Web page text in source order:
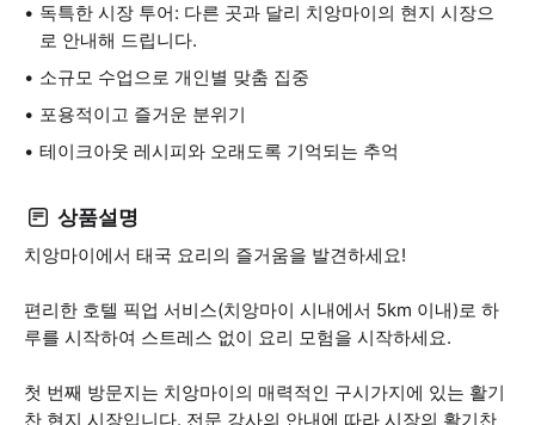
독특한 시장 투어: 다른 곳과 달리 치앙마이의 현지 시장으
로 안내해 드립니다.
소규모 수업으로 개인별 맞춤 집중
포용적이고 즐거운 분위기
테이크아웃 레시피와 오래도록 기억되는 추억
상품설명
치앙마이에서 태국 요리의 즐거움을 발견하세요!
편리한 호텔 픽업 서비스(치앙마이 시내에서 5km 이내)로 하
루를 시작하여 스트레스 없이 요리 모험을 시작하세요.
첫 번째 방문지는 치앙마이의 매력적인 구시가지에 있는 활기
찬 현지 시장입니다. 전문 강사의 안내에 따라 시장의 활기찬